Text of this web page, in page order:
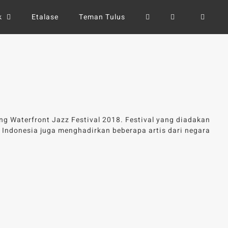
Etalase Teman Tulus
Waterfront Jazz Festival 2018. Festival yang diadakan
juga menghadirkan beberapa artis dari negara